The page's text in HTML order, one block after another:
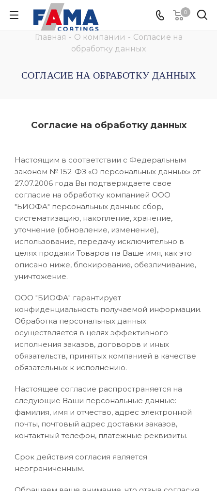
0
Главная - О компании - Согласие на
обработку данных
СОГЛАСИЕ НА ОБРАБОТКУ ДАННЫХ
Согласие на обработку данных
Настоящим в соответствии с Федеральным
законом № 152-ФЗ «О персональных данных» от
27.07.2006 года Вы подтверждаете свое
согласие на обработку компанией ООО
"БИОФА" персональных данных: сбор,
систематизацию, накопление, хранение,
уточнение (обновление, изменение),
использование, передачу исключительно в
целях продажи Товаров на Ваше имя, как это
описано ниже, блокирование, обезличивание,
уничтожение.
ООО "БИОФА" гарантирует
конфиденциальность получаемой информации.
Обработка персональных данных
осуществляется в целях эффективного
исполнения заказов, договоров и иных
обязательств, принятых компанией в качестве
обязательных к исполнению.
Настоящее согласие распространяется на
следующие Ваши персональные данные:
фамилия, имя и отчество, адрес электронной
почты, почтовый адрес доставки заказов,
контактный телефон, платёжные реквизиты.
Срок действия согласия является
неограниченным.